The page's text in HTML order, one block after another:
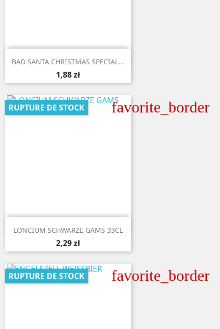
 Aperçu rapide
BAD SANTA CHRISTMAS SPECIAL...
1,88 zł
favorite_border
 Aperçu rapide
LONCIUM SCHWARZE GAMS 33CL
2,29 zł
RUPTURE DE STOCK
favorite_border
RUPTURE DE STOCK